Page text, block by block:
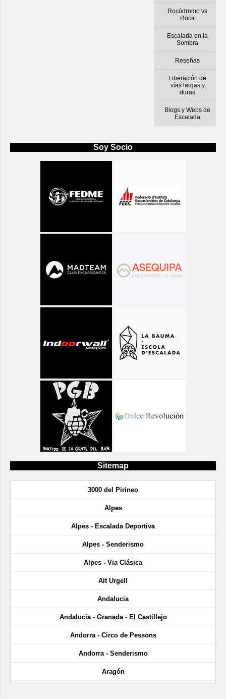
Rocódromo vs
Roca
Escalada en la
Sombra
Reseñas
Liberación de
vías largas y
duras
Blogs y Webs de
Escalada
Soy Socio
Sitemap
3000 del Pirineo
Alpes
Alpes - Escalada Deportiva
Alpes - Senderismo
Alpes - Via Clásica
Alt Urgell
Andalucia
Andalucia - Granada - El Castillejo
Andorra - Circo de Pessons
Andorra - Senderismo
Aragón